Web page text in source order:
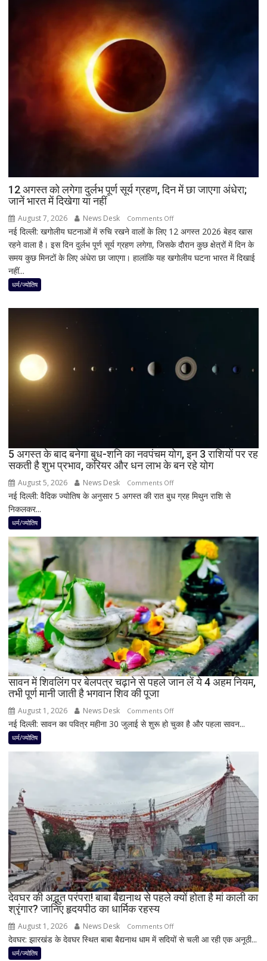
रिएक्शन,
आत्ममंथन
ऐलान
12 अगस्त को लगेगा दुर्लभ पूर्ण सूर्य ग्रहण, दिन में छा जाएगा अंधेरा;
जानें भारत में दिखेगा या नहीं
August 7, 2026 News Desk Comments Offon
12
अगस्त
को
सूर्य
छा
जाएगा
या
नहीं
नई दिल्ली: खगोलीय घटनाओं में रुचि रखने वालों के लिए 12 अगस्त 2026 बेहद खास
रहने वाला है। इस दिन दुर्लभ पूर्ण सूर्य ग्रहण लगेगा, जिसके दौरान कुछ क्षेत्रों में दिन के
समय कुछ मिनटों के लिए अंधेरा छा जाएगा। हालांकि यह खगोलीय घटना भारत में दिखाई
नहीं...
धर्म/ज्योतिष
5 अगस्त के बाद बनेगा बुध-शनि का नवपंचम योग, इन 3 राशियों पर रह
सकती है शुभ प्रभाव, करियर और धन लाभ के बन रहे योग
August 5, 2026 News Desk Comments Offon
5
बनेगा
बुध-
शनि
नवपंचम
योग,
इन
3
राशियों
पर
रह
प्रभाव,
के
बन
रहे
योग
नई दिल्ली: वैदिक ज्योतिष के अनुसार 5 अगस्त की रात बुध ग्रह मिथुन राशि से
निकलकर...
धर्म/ज्योतिष
सावन में शिवलिंग पर बेलपत्र चढ़ाने से पहले जान लें ये 4 अहम नियम,
तभी पूर्ण मानी जाती है भगवान शिव की पूजा
August 1, 2026 News Desk Comments Offon
सावन
शिवलिंग
से
पहले
जान
लें
ये
4
अहम
नियम,
मानी
नई दिल्ली: सावन का पवित्र महीना 30 जुलाई से शुरू हो चुका है और पहला सावन...
धर्म/ज्योतिष
देवघर की अद्भुत परंपरा! बाबा बैद्यनाथ से पहले क्यों होता है मां काली का
श्रृंगार? जानिए हृदयपीठ का धार्मिक रहस्य
August 1, 2026 News Desk Comments Offon
देवघर
देवघर: झारखंड के देवघर स्थित बाबा बैद्यनाथ धाम में सदियों से चली आ रही एक अनूठी...
धर्म/ज्योतिष